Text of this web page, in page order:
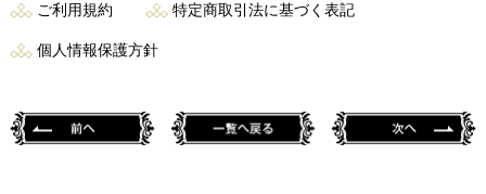
ご利用規約 特定商取引法に基づく表記
個人情報保護方針